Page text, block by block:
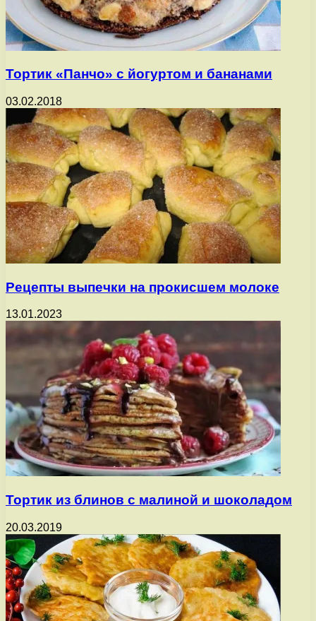
Тортик «Панчо» с йогуртом и бананами
03.02.2018
Рецепты выпечки на прокисшем молоке
13.01.2023
Тортик из блинов с малиной и шоколадом
20.03.2019